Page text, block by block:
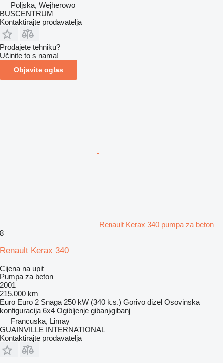
Poljska, Wejherowo
BUSCENTRUM
Kontaktirajte prodavatelja
Prodajete tehniku?
Učinite to s nama!
Objavite oglas
Renault Kerax 340 pumpa za beton
8
Renault Kerax 340
Cijena na upit
Pumpa za beton
2001
215.000 km
Euro Euro 2 Snaga 250 kW (340 k.s.) Gorivo dizel Osovinska
konfiguracija 6x4 Ogibljenje gibanj/gibanj
Francuska, Limay
GUAINVILLE INTERNATIONAL
Kontaktirajte prodavatelja